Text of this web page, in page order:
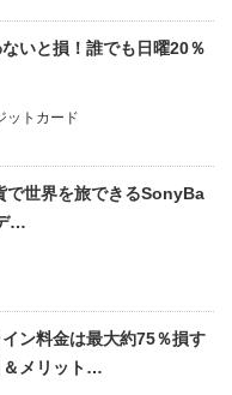
いと損！誰でも日曜20％
ットカード
で世界を旅できるSonyBa
…
ン料金は最大約75％損す
＆メリット…